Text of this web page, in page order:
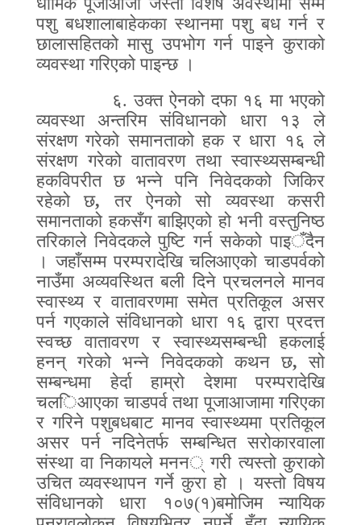
पशु बधशालाबाहेकका स्थानमा पशु बध गर्न र
छालासहितको मासु उपभोग गर्न पाइने कुराको
व्यवस्था गरिएको पाइन्छ ।
६.उक्त ऐनको दफा १६ मा भएको
व्यवस्था अन्तरिम संविधानको धारा १३ ले
संरक्षण गरेको समानताको हक र धारा १६ ले
संरक्षण गरेको वातावरण तथा स्वास्थ्यसम्बन्धी
हकविपरीत छ भन्ने पनि निवेदकको जिकिर
रहेको छ,तर ऐनको सो व्यवस्था कसरी
समानताको हकसँग बाझिएको हो भनी वस्तुनिष्ठ
तरिकाले निवेदकले पुष्टि गर्न सकेको पाइँदैन
। जहाँसम्म परम्परादेखि चलिआएको चाडपर्वको
नाउँमा अव्यवस्थित बली दिने प्रचलनले मानव
स्वास्थ्य र वातावरणमा समेत प्रतिकूल असर
पर्न गएकाले संविधानको धारा १६ द्वारा प्रदत्त
स्वच्छ वातावरण र स्वास्थ्यसम्बन्धी हकलाई
हनन् गरेको भन्ने निवेदकको कथन छ,सो
सम्बन्धमा हेर्दा हाम्रो देशमा परम्परादेखि
चलिआएका चाडपर्व तथा पूजाआजामा गरिएका
र गरिने पशुबधबाट मानव स्वास्थ्यमा प्रतिकूल
असर पर्न नदिनेतर्फ सम्बन्धित सरोकारवाला
संस्था वा निकायले मनन् गरी त्यस्तो कुराको
उचित व्यवस्थापन गर्ने कुरा हो । यस्तो विषय
संविधानको धारा १०७(१)बमोजिम न्यायिक